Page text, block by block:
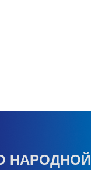
НАРОДНОЙ